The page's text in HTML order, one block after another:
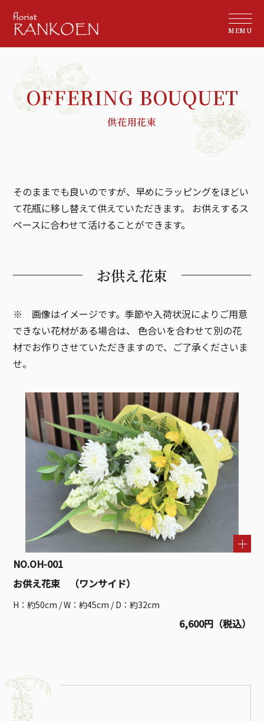
MEMU
供花用花束
そのままでも良いのですが、早めにラッピングをほどい
て花瓶に移し替えて供えていただきます。
お供えするス
ペースに合わせて活けることができます。
お供え花束
※ 画像はイメージです。季節や入荷状況によりご用意
できない花材がある場合は、 色合いを合わせて別の花
材でお作りさせていただきますので、ご了承くださいま
せ。
NO.OH-001
お供え花束 （ワンサイド）
H：約50cm / W：約45cm / D：約32cm
6,600円（税込）